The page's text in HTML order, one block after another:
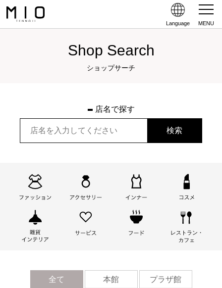
Language MENU
Shop Search
ショップサーチ
店名で探す
全て 本館 プラザ館